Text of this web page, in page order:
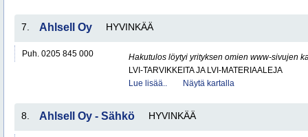
7. Ahlsell Oy HYVINKÄÄ
Puh. 0205 845 000
Hakutulos löytyi yrityksen omien www-sivujen
LVI-TARVIKKEITA JA LVI-MATERIAALEJA
Lue lisää..
Näytä kartalla
8. Ahlsell Oy - Sähkö HYVINKÄÄ